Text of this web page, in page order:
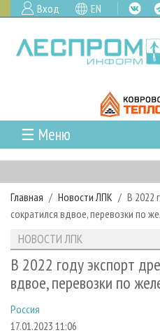
Вход EN
☰ Меню
ГЛАВНАЯ
РУБРИКИ И ТЕМЫ
РУБРИКИ ЖУРНАЛА
ЛЕСОЗАГОТОВКА
ЛЕСОПИЛЕНИЕ
СУШКА ДРЕВЕСИНЫ
НОВОСТИ
НОВОСТИ ЛПК
НОВОСТИ ЖУРНАЛА
ПРОЕКТЫ ЛПИ
АНАЛИТИКА
ПРЕДПРИЯТИЯ ЛПК
ПЕРСОНЫ
АРХИВ
АРХИВ ЖУРНАЛОВ
О ЖУРНАЛЕ
КОНТАКТЫ
РЕКЛАМОДАТЕЛЯМ
РЕКЛАМА
Главная Новости ЛПК
В 2022
сократился вдвое, перевозки по
НОВОСТИ ЛПК
В 2022 году экспорт
вдвое, перевозки по
Россия
17.01.2023 11:06